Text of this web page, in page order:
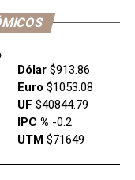
Dólar$913.86
Euro $1053.08
UF $40844.79
IPC % -0.2
UTM $71649